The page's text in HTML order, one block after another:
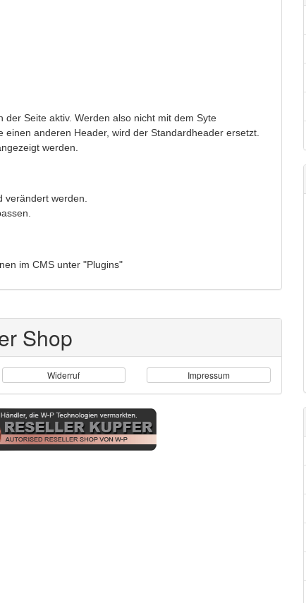
Seite aktiv. Werden also nicht mit dem Syte
anderen Header, wird der Standardheader ersetzt.
werden.
verändert werden.
im CMS unter "Plugins"
Shop
Widerruf Impressum